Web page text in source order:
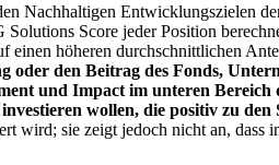
Nachhaltigen Entwicklungszielen
Score jeder Position
einen höheren durchschnittlichen
den Beitrag des Fonds,
und Impact im unteren Bereich
wollen, die positiv zu den
wird; sie zeigt jedoch nicht an, dass